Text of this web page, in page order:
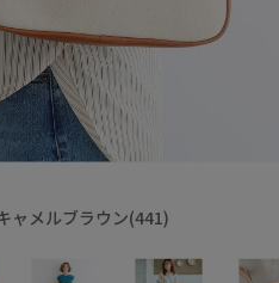
ャメルブラウン(441)